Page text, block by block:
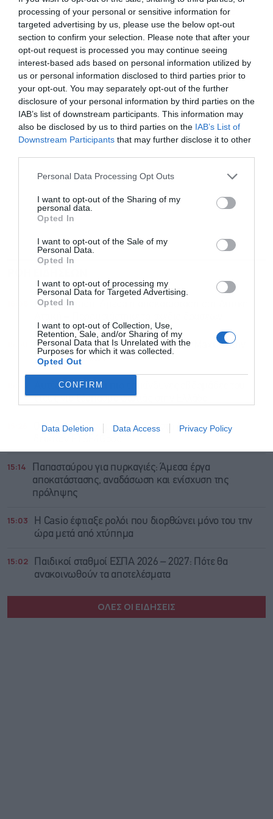
processing of your personal or sensitive information for
targeted advertising by us, please use the below opt-out
section to confirm your selection. Please note that after your
opt-out request is processed you may continue seeing
interest-based ads based on personal information utilized by
us or personal information disclosed to third parties prior to
your opt-out. You may separately opt-out of the further
disclosure of your personal information by third parties on the
IAB’s list of downstream participants. This information may
also be disclosed by us to third parties on the IAB’s List of
Downstream Participants that may further disclose it to other
Personal Data Processing Opt Outs
I want to opt-out of the Sharing of my
personal data.
Opted In
I want to opt-out of the Sale of my
Personal Data.
Opted In
I want to opt-out of processing my
Personal Data for Targeted Advertising.
Opted In
I want to opt-out of Collection, Use,
Retention, Sale, and/or Sharing of my
Personal Data that Is Unrelated with the
Purposes for which it was collected.
Opted Out
CONFIRM
Data Deletion Data Access Privacy Policy
Ακολουθήστε το Powergame.gr στοGoogle
Newsγια άμεση και έγκυρη οικονομική
ενημέρωση!
TAGS: ΗΡΑΚΛΕΙΟ ΚΡΗΤΗ
Παπασταύρου: Άμεσα η αποκατάσταση στη Δυτική
Όμιλος Σαρακάκη: Παραχωρεί το νέο Maxus στην
ΕΠΟΜΕΑ Βιλίων
Αυτές είναι οι έξι πιο επικίνδυνες εβδομάδες του
έτους για ξέσπασμα φωτιάς στην Ελλάδα
ΟΤΕ: 18η συνεχόμενη χρονιά στη διεθνή σειρά
15:14
Παπασταύρου για πυρκαγιές: Άμεσα έργα
αποκατάστασης, αναδάσωση και ενίσχυση της
πρόληψης
15:03
Η Casio έφτιαξε ρολόι που διορθώνει μόνο του την
ώρα μετά από χτύπημα
15:02
Παιδικοί σταθμοί ΕΣΠΑ 2026 – 2027: Πότε θα
ανακοινωθούν τα αποτελέσματα
ΟΛΕΣ ΟΙ ΕΙΔΗΣΕΙΣ